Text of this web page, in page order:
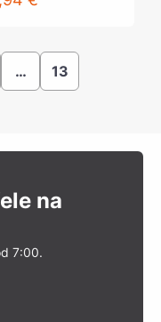
… 13
na
7:00.